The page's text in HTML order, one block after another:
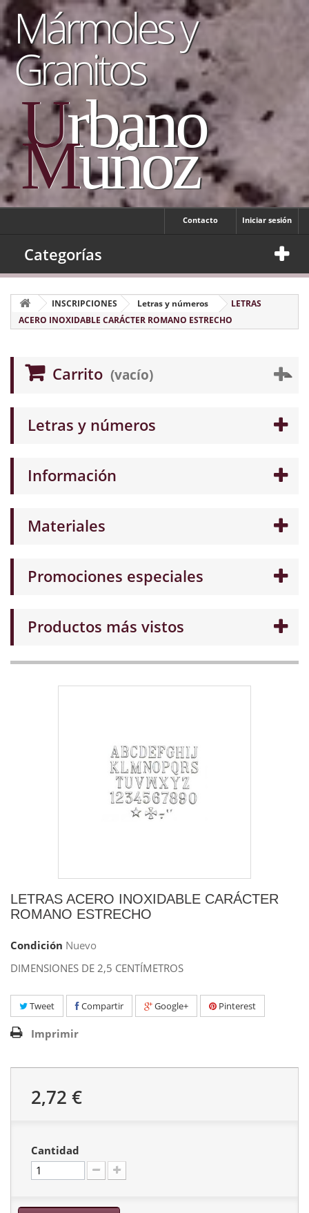
Mármoles y
Granitos
Urbano
Muñoz
Iniciar sesión
Contacto
Categorías
INSCRIPCIONES Letras y números
LETRAS
ACERO INOXIDABLE CARÁCTER ROMANO ESTRECHO
Carrito (vacío)
Letras y números
Información
Materiales
Promociones especiales
Productos más vistos
LETRAS ACERO INOXIDABLE CARÁCTER
ROMANO ESTRECHO
Condición Nuevo
DIMENSIONES DE 2,5 CENTÍMETROS
Tweet Compartir Google+ Pinterest
Imprimir
2,72 €
Cantidad